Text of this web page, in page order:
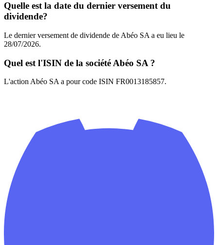
Quelle est la date du dernier versement du
dividende?
Le dernier versement de dividende de Abéo SA a eu lieu le
28/07/2026.
Quel est l'ISIN de la société Abéo SA ?
L'action Abéo SA a pour code ISIN FR0013185857.